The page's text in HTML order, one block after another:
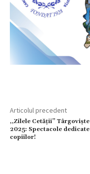
Articolul precedent
,,Zilele Cetății’’ Târgoviște
2025: Spectacole dedicate
copiilor!